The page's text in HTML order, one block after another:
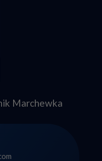
Marchewka